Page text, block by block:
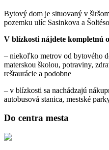
Bytový dom je situovaný v
pozemku ulíc Sasinkova a
V blízkosti nájdete kompletnú
– niekoľko metrov od bytového
materskou školou, potraviny,
reštaurácie a podobne
– v blízkosti sa nachádzajú
autobusová stanica, mestské
Do centra mesta